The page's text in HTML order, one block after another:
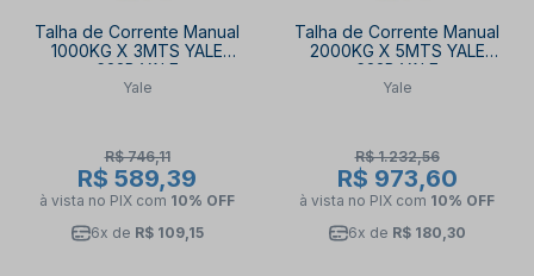
Talha de Corrente Manual
1000KG X 3MTS YALE
622B YALE
Yale
R$ 746,11
R$ 589,39
à vista no PIX com 10% OFF
6x de R$ 109,15
Talha de Corrente Manual
2000KG X 5MTS YALE
622B YALE
Yale
R$ 1.232,56
R$ 973,60
à vista no PIX com 10% OFF
6x de R$ 180,30